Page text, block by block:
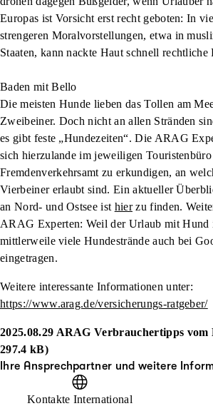
Europas ist Vorsicht erst recht geboten: In
strengeren Moralvorstellungen, etwa in
Staaten, kann nackte Haut schnell rechtliche
Baden mit Bello
Die meisten Hunde lieben das Tollen am
Zweibeiner. Doch nicht an allen Stränden
es gibt feste „Hundezeiten“. Die ARAG
sich hierzulande im jeweiligen
Fremdenverkehrsamt zu erkundigen, an
Vierbeiner erlaubt sind. Ein aktueller
an Nord- und Ostsee ist hierzu finden.
ARAG Experten: Weil der Urlaub mit Hund
mittlerweile viele Hundestrände auch bei
eingetragen.
Weitere interessante Informationen unter:
https://www.arag.de/versicherungs-ratgeber/
2025.08.29 ARAG Verbrauchertipps vom
297.4 kB)
Ihre Ansprechpartner und weitere
Kontakte International